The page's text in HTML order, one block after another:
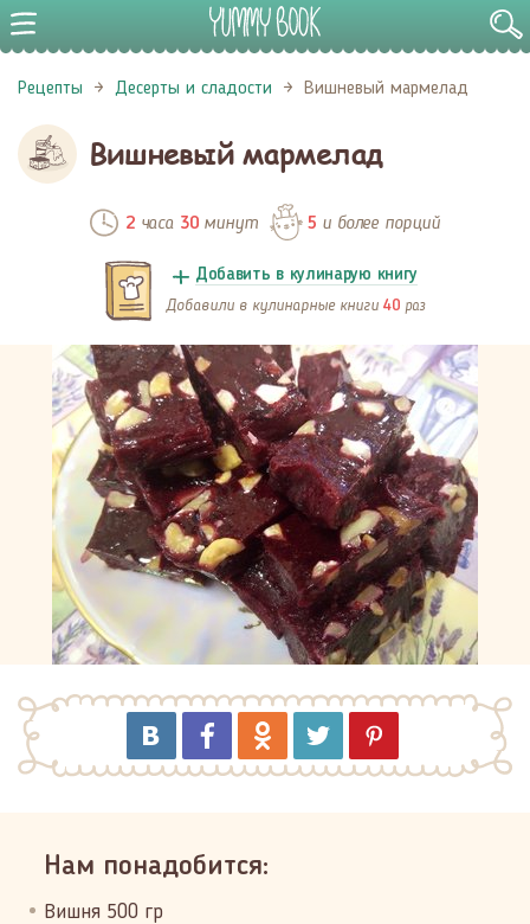
Рецепты Десерты и сладости Вишневый мармелад
Вишневый мармелад
2часа 30минут 5 и более порций
Добавить в кулинарую книгу
Добавили в кулинарные книги 40 раз
Нам понадобится:
Вишня 500 гр